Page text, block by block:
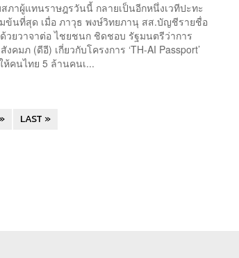
ภาผู้แทนราษฎรวันนี้ กลายเป็นอีกหนึ่งเวทีปะทะ
ข้นที่สุด เมื่อ ภาวุธ พงษ์วิทยภานุ สส.บัญชีรายชื่อ
ยวาจาต่อ ไชยชนก ชิดชอบ รัฐมนตรีว่าการ
คมภ (ดีอี) เกี่ยวกับโครงการ ‘TH-AI Passport’
ห้คนไทย 5 ล้านคนเ...
» LAST »